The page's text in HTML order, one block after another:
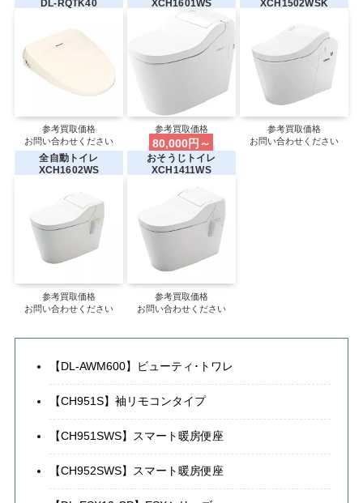
DL-RQTK40
参考買取価格
お問い合わせください
XCH1601WS
参考買取価格
80,000円～
XCH1502WSK
参考買取価格
お問い合わせください
全自動トイレ
XCH1602WS
参考買取価格
お問い合わせください
おそうじトイレ
XCH1411WS
参考買取価格
お問い合わせください
【DL-AWM600】ビューティ･トワレ
【CH951S】袖リモコンタイプ
【CH951SWS】スマート暖房便座
【CH952SWS】スマート暖房便座